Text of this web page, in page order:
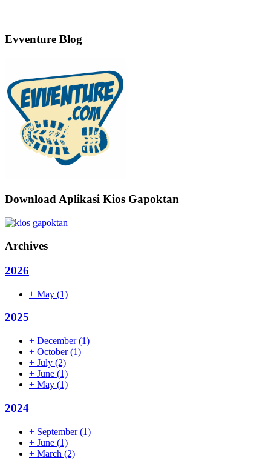
Evventure Blog
Download Aplikasi Kios Gapoktan
Archives
2026
+ May (1)
2025
+ December(1)
+ October(1)
+ July (2)
+ June (1)
+ May (1)
2024
+ September(1)
+ June (1)
+ March (2)